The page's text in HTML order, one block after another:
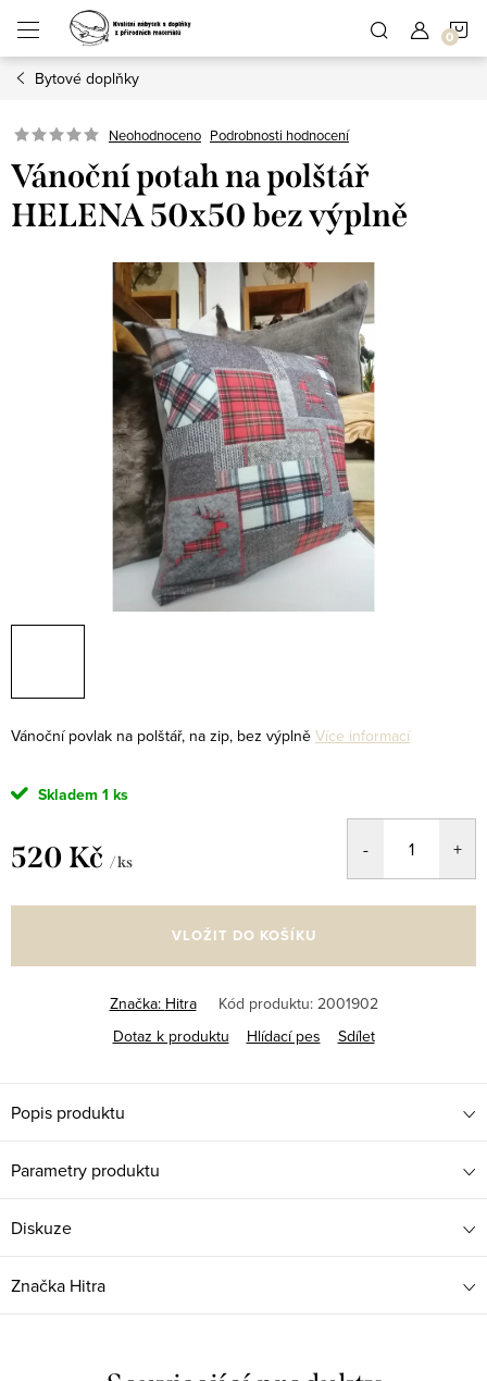
obsah
Bytové doplňky
Neohodnoceno Podrobnosti hodnocení
Vánoční potah na polštář
HELENA 50x50 bez výplně
Vánoční povlak na polštář, na zip, bez výplně Více informací
Skladem 1 ks
520 Kč / ks
cena:
VLOŽIT DO KOŠÍKU
Značka: Hitra Kód produktu: 2001902
Dotaz k produktu
Hlídací pes Sdílet
Popis produktu
Parametry produktu
Diskuze
Značka Hitra